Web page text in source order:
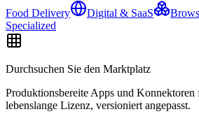
Food Delivery
Digital & SaaS
Specialized
Durchsuchen Sie den Marktplatz
Produktionsbereite Apps und
lebenslange Lizenz, versioniert angepasst.